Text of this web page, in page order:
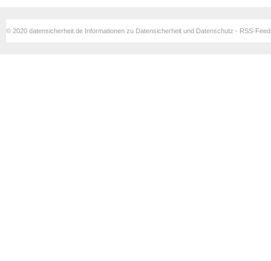
© 2020 datensicherheit.de Informationen zu Datensicherheit und Datenschutz - RSS-